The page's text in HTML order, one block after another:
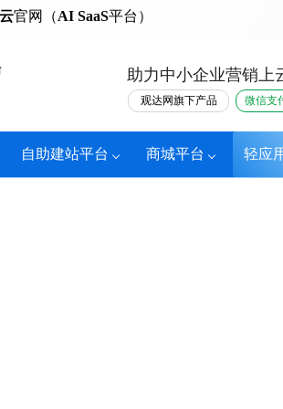
官网（AI SaaS平台）
助力中小企业营销上
自助建站平台 商城平台 轻应
观达网旗下产品 微信支